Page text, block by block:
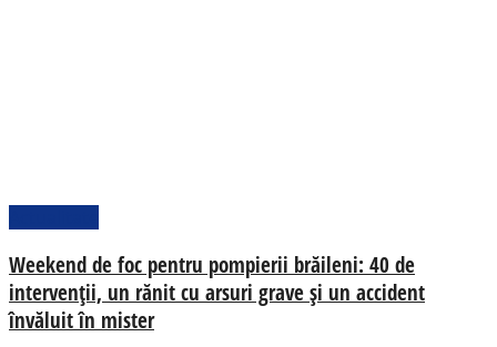
Weekend de foc pentru pompierii brăileni: 40 de
intervenții, un rănit cu arsuri grave și un accident
învăluit în mister